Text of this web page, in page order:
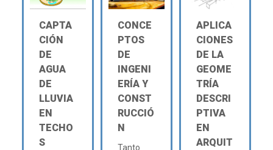
CAPTA
CIÓN
DE
AGUA
DE
LLUVIA
EN
TECHO
S
CONCE
PTOS
DE
INGENI
ERÍA Y
CONST
RUCCIÓ
N
Tanto
APLICA
CIONES
DE LA
GEOME
TRÍA
DESCRI
PTIVA
EN
ARQUIT